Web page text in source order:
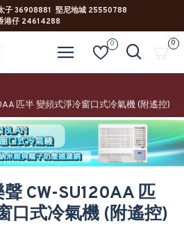
子 36908881 堅尼地城 25550788
港仔 24614288
0 0
匹半 變頻式淨冷窗口式冷氣機 (附遙控)
聲 CW-SU120AA 匹
口式冷氣機 (附遙控)